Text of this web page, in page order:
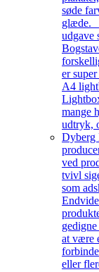
søde
glæde.
udgave
er
A4
mange
udtryk,
Dyberg
ved
tvivl
som
at være
eller